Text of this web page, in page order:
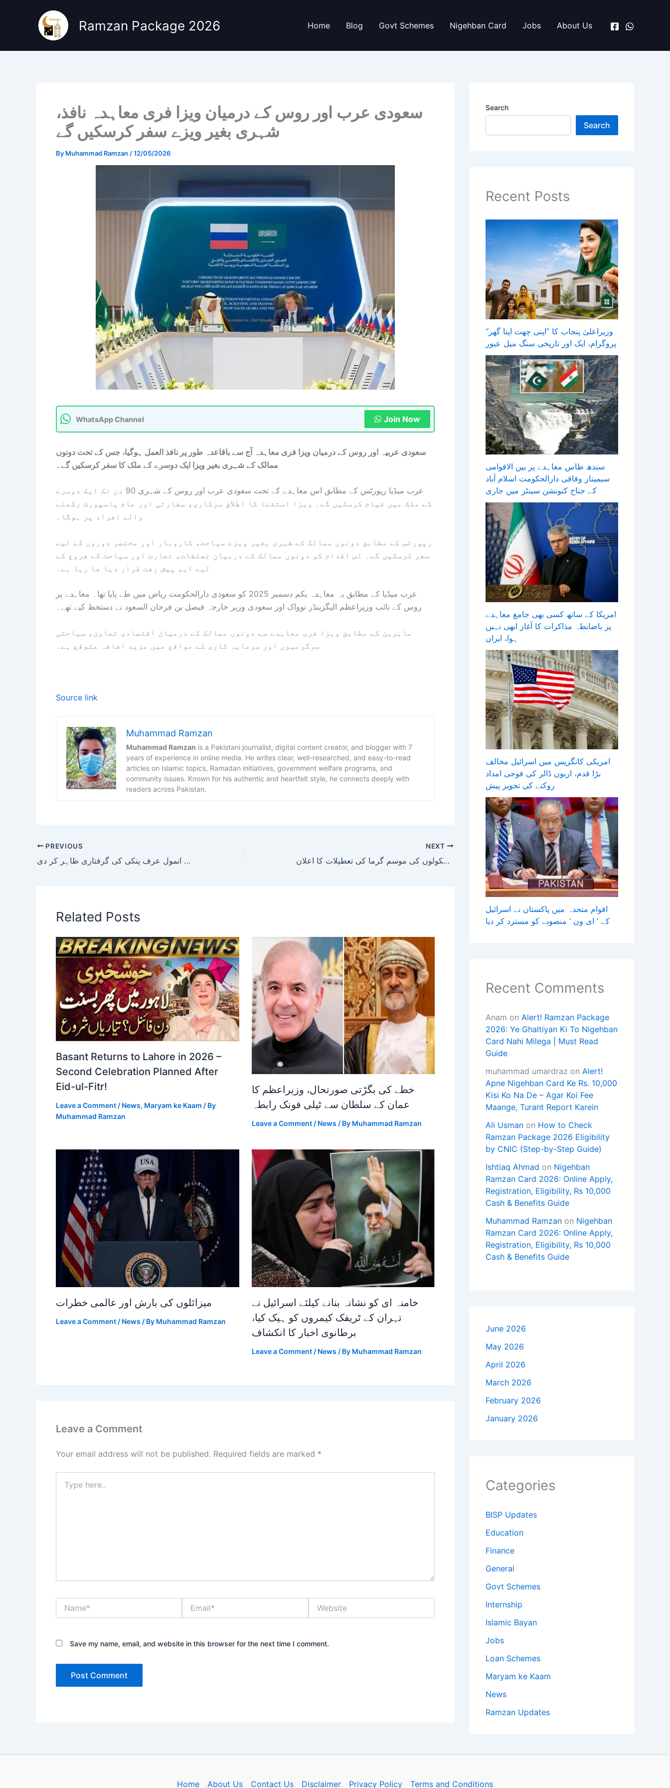
Ramzan Package 2026 Home Blog Govt Schemes Nigehban Card Jobs About Us
سعودی عرب اور روس کے درمیان ویزا فری معاہدہ نافذ،
شہری بغیر ویزے سفر کرسکیں گے
By Muhammad Ramzan /12/05/2026
WhatsApp Channel Join Now
سعودی عربیہ اور روس کے درمیان ویزا فری معاہدہ آج سے باقاعدہ طور پر نافذ العمل ہوگیا، جس کے تحت دونوں
ممالک کے شہری بغیر ویزا ایک دوسرے کے ملک کا سفر کرسکیں گے۔
عرب میڈیا رپورٹس کے مطابق اس معاہدے کے تحت سعودی عرب اور روس کے شہری 90 دن تک ایک دوسرے
کے ملک میں قیام کرسکیں گے۔ ویزا استثنا کا اطلاق سرکاری، سفارتی اور عام پاسپورٹ رکھنے
والے افراد پر ہوگا۔
رپورٹس کے مطابق دونوں ممالک کے شہری بغیر ویزے سیاحت، کاروبار اور مختصر دوروں کے لیے
سفر کرسکیں گے۔ اس اقدام کو دونوں ممالک کے درمیان تعلقات، تجارت اور سیاحت کے فروغ کے
لیے اہم پیش رفت قرار دیا جا رہا ہے۔
عرب میڈیا کے مطابق یہ معاہدہ یکم دسمبر 2025 کو سعودی دارالحکومت ریاض میں طے پایا تھا۔ معاہدے پر
روس کے نائب وزیراعظم الیگزینڈر نوواک اور سعودی وزیر خارجہ فیصل بن فرحان السعود نے دستخط کیے تھے۔
ماہرین کے مطابق ویزا فری معاہدے سے دونوں ممالک کے درمیان اقتصادی تعاون، سیاحتی
سرگرمیوں اور سرمایہ کاری کے مواقع میں مزید اضافہ متوقع ہے۔
Source link
Muhammad Ramzan
Muhammad Ramzan is a Pakistani journalist, digital content creator, and blogger with 7
years of experience in online media. He writes clear, well-researched, and easy-to-read
articles on Islamic topics, Ramadan initiatives, government welfare programs, and
community issues. Known for his authentic and heartfelt style, he connects deeply with
readers across Pakistan.
PREVIOUS
کراچی، پولیس نے منشیات نیٹ ورک کی بڑی سرغنہ انمول عرف پنکی کی گرفتاری ظاہر کر دی
NEXT
پنجاب اور سندھ کے بعد بلوچستان میں بھی اسکولوں کی موسم گرما کی تعطیلات کا اعلان
Related Posts
Basant Returns to Lahore in 2026 –
Second Celebration Planned After
Eid-ul-Fitr!
Leave a Comment / News, Maryam ke Kaam / By
Muhammad Ramzan
خطے کی بگڑتی صورتحال، وزیراعظم کا
عمان کے سلطان سے ٹیلی فونک رابطہ
Leave a Comment / News / By Muhammad Ramzan
میزائلوں کی بارش اور عالمی خطرات
Leave a Comment / News / By Muhammad Ramzan
خامنہ ای کو نشانہ بنانے کیلئے اسرائیل نے
تہران کے ٹریفک کیمروں کو ہیک کیا،
برطانوی اخبار کا انکشاف
Leave a Comment / News / By Muhammad Ramzan
Leave a Comment
Your email address will not be published. Required fields are marked *
here..
Save my name, email, and website in this browser for the next time I comment.
Search
Search
Recent Posts
وزیراعلیٰ پنجاب کا ’’اپنی چھت اپنا گھر‘‘
پروگرام، ایک اور تاریخی سنگ میل عبور
سندھ طاس معاہدے پر بین الاقوامی
سیمینار وفاقی دارالحکومت اسلام آباد
کے جناح کنونشن سینٹر میں جاری
امریکا کے ساتھ کسی بھی جامع معاہدے
پر باضابطہ مذاکرات کا آغاز ابھی نہیں
ہوا، ایران
امریکی کانگریس میں اسرائیل مخالف
بڑا قدم، اربوں ڈالر کی فوجی امداد
روکنے کی تجویز پیش
اقوام متحدہ میں پاکستان نے اسرائیل
کے ’ ای ون ‘ منصوبے کو مسترد کر دیا
Recent Comments
Anam on Alert! Ramzan Package
2026: Ye Ghaltiyan Ki To Nigehban
Card Nahi Milega | Must Read
Guide
muhammad umardraz on Alert!
Apne Nigehban Card Ke Rs. 10,000
Kisi Ko Na De – Agar Koi Fee
Maange, Turant Report Karein
Ali Usman on How to Check
Ramzan Package 2026 Eligibility
by CNIC (Step-by-Step Guide)
Ishtiaq Ahmad on Nigehban
Ramzan Card 2026: Online Apply,
Registration, Eligibility, Rs 10,000
Cash & Benefits Guide
Muhammad Ramzan on Nigehban
Ramzan Card 2026: Online Apply,
Registration, Eligibility, Rs 10,000
Cash & Benefits Guide
June 2026
May 2026
April 2026
March 2026
February 2026
January 2026
Categories
BISP Updates
Education
Finance
General
Govt Schemes
Internship
Islamic Bayan
Jobs
Loan Schemes
Maryam ke Kaam
News
Ramzan Updates
Home About Us Contact Us Disclaimer Privacy Policy Terms and Conditions